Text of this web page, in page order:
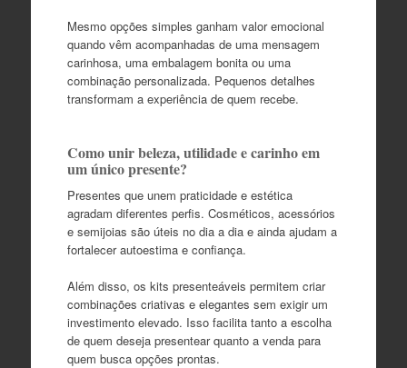
Mesmo opções simples ganham valor emocional
quando vêm acompanhadas de uma mensagem
carinhosa, uma embalagem bonita ou uma
combinação personalizada. Pequenos detalhes
transformam a experiência de quem recebe.
Como unir beleza, utilidade e carinho em
um único presente?
Presentes que unem praticidade e estética
agradam diferentes perfis. Cosméticos, acessórios
e semijoias são úteis no dia a dia e ainda ajudam a
fortalecer autoestima e confiança.
Além disso, os kits presenteáveis permitem criar
combinações criativas e elegantes sem exigir um
investimento elevado. Isso facilita tanto a escolha
de quem deseja presentear quanto a venda para
quem busca opções prontas.